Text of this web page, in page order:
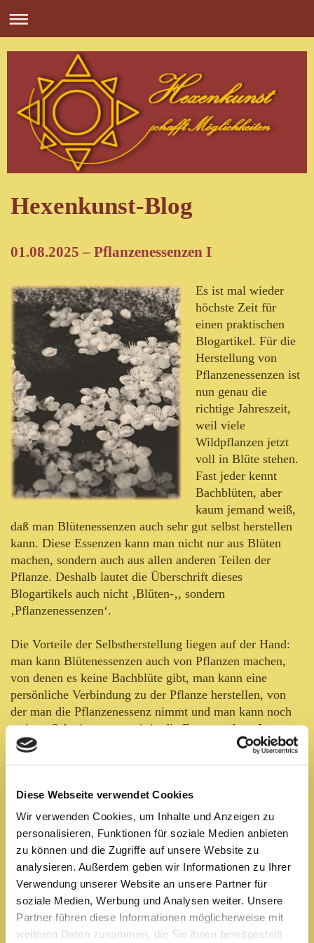
Diese Webseite verwendet Cookies
Wir verwenden Cookies, um Inhalte und Anzeigen zu
personalisieren, Funktionen für soziale Medien anbieten
zu können und die Zugriffe auf unsere Website zu
analysieren. Außerdem geben wir Informationen zu Ihrer
Verwendung unserer Website an unsere Partner für
soziale Medien, Werbung und Analysen weiter. Unsere
Partner führen diese Informationen möglicherweise mit
weiteren Daten zusammen, die Sie ihnen bereitgestellt
Hexenkunst-Blog
01.08.2025 – Pflanzenessenzen I
Es ist mal wieder
höchste Zeit für
einen praktischen
Blogartikel. Für die
Herstellung von
Pflanzenessenzen ist
nun genau die
richtige Jahreszeit,
weil viele
Wildpflanzen jetzt
voll in Blüte stehen.
Fast jeder kennt
Bachblüten, aber
kaum jemand weiß,
daß man Blütenessenzen auch sehr gut selbst herstellen
kann. Diese Essenzen kann man nicht nur aus Blüten
machen, sondern auch aus allen anderen Teilen der
Pflanze. Deshalb lautet die Überschrift dieses
Blogartikels auch nicht ‚Blüten-‚, sondern
‚Pflanzenessenzen‘.
Die Vorteile der Selbstherstellung liegen auf der Hand:
man kann Blütenessenzen auch von Pflanzen machen,
von denen es keine Bachblüte gibt, man kann eine
persönliche Verbindung zu der Pflanze herstellen, von
der man die Pflanzenessenz nimmt und man kann noch
weitere Schwingungen mit in die Essenz geben. Im
Gegensatz zu Pflanzenauszügen, sind in
Pflanzenessenzen keine physikalischen
energetischen Schwingungen der Pflanze. Das macht ihre
Anwendung sicher, auch für Pflanzen, die man wegen
ihrer medizinischen oder toxischen Wirkung sonst eher
vermeiden würde.
Zum Thema Kräuter sammeln gab eshierschon einen
Blogeintrag. Das dort gesagte gilt natürlich auch, wenn
man sich aufmacht eine geeignete Pflanze für die
Blütenessenz zu finden. Im Gegensatz zu Kräutern, die